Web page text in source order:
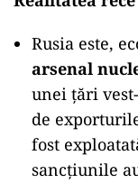
Rusia este,
arsenal
unei țări
de
fost
sancțiunile